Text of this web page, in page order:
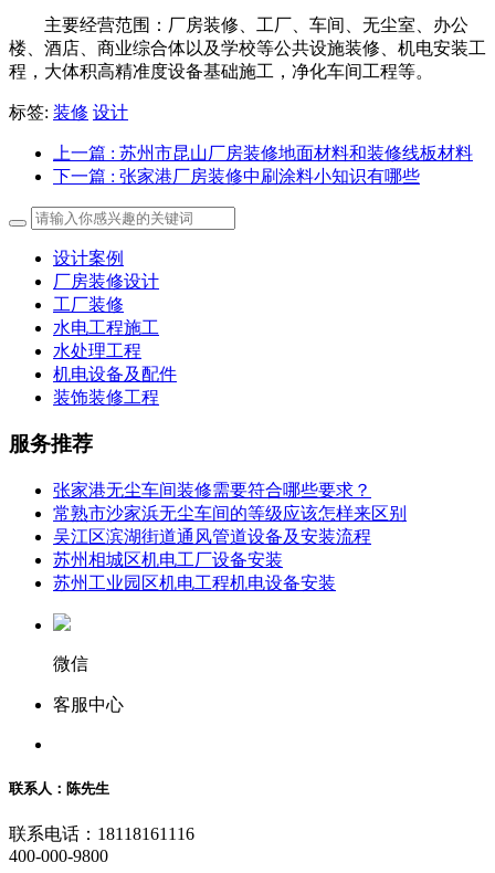
主要经营范围：厂房装修、工厂、车间、无尘室、办公
楼、酒店、商业综合体以及学校等公共设施装修、机电安装工
程，大体积高精准度设备基础施工，净化车间工程等。
标签: 装修 设计
上一篇 : 苏州市昆山厂房装修地面材料和装修线板材料
下一篇 : 张家港厂房装修中刷涂料小知识有哪些
设计案例
厂房装修设计
工厂装修
水电工程施工
水处理工程
机电设备及配件
装饰装修工程
服务推荐
张家港无尘车间装修需要符合哪些要求？
常熟市沙家浜无尘车间的等级应该怎样来区别
吴江区滨湖街道通风管道设备及安装流程
苏州相城区机电工厂设备安装
苏州工业园区机电工程机电设备安装
微信
客服中心
联系人：陈先生
联系电话：18118161116
400-000-9800